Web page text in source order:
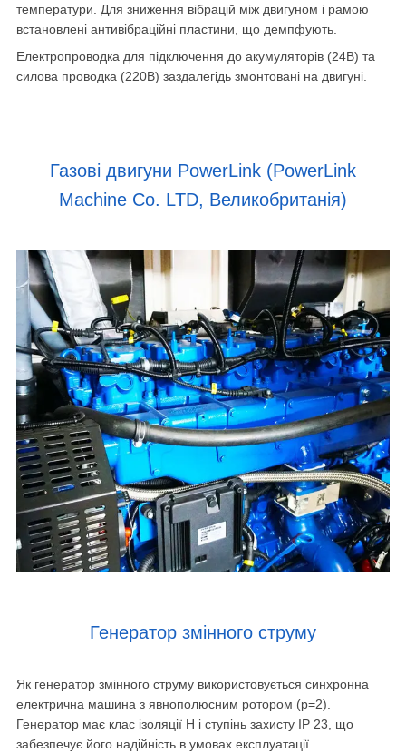
температури. Для зниження вібрацій між двигуном і рамою
встановлені антивібраційні пластини, що демпфують.
Електропроводка для підключення до акумуляторів (24В) та
силова проводка (220В) заздалегідь змонтовані на двигуні.
Газові двигуни PowerLink (PowerLink
Machine Co. LTD, Великобританія)
Генератор змінного струму
Як генератор змінного струму використовується синхронна
електрична машина з явнополюсним ротором (р=2).
Генератор має клас ізоляції Н і ступінь захисту IP 23, що
забезпечує його надійність в умовах експлуатації.